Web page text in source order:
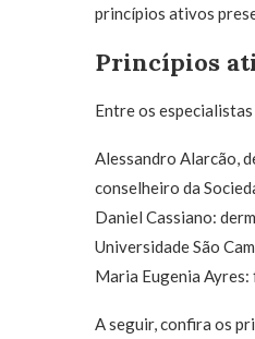
princípios ativos
Princípios
Entre os
Alessandro Alarcão,
conselheiro da
Daniel Cassiano:
Universidade São
Maria Eugenia
A seguir, confira os